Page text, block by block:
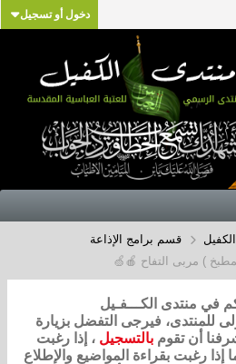
دخول أو تسجيل
قسم برامج الإذاعة
) مربى التفاح 🍎🍏
في منتدى الكـــفـيل
للمنتدى، فيرجى التفضل بزيارة
أن تقوم بالتسجيل ، إذا رغبت
إذا رغبت بقراءة المواضيع والإطلاع